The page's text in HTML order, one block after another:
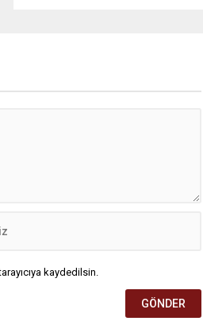
9 ilde ise hava sıcaklıkları mevsim
kaydedilsin.